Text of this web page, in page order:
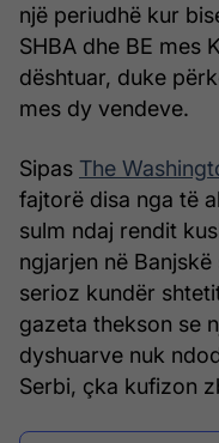
një periudhë kur
SHBA dhe BE mes
dështuar, duke
mes dy vendeve.
Sipas The
fajtorë disa nga të
sulm ndaj rendit
ngjarjen në
serioz kundër
gazeta thekson se
dyshuarve nuk
Serbi, çka kufizon